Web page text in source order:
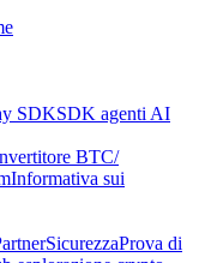
SDKSDK agenti AI
BTC/
Informativa sui
SicurezzaProva di